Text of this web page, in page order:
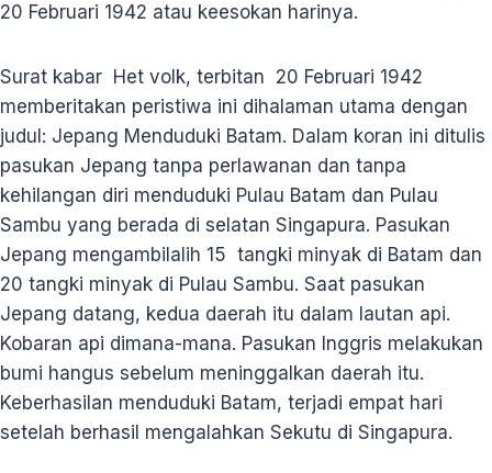
20 Februari 1942 atau keesokan harinya.
Surat kabar Het volk, terbitan 20 Februari 1942
memberitakan peristiwa ini dihalaman utama dengan
judul: Jepang Menduduki Batam. Dalam koran ini ditulis
pasukan Jepang tanpa perlawanan dan tanpa
kehilangan diri menduduki Pulau Batam dan Pulau
Sambu yang berada di selatan Singapura. Pasukan
Jepang mengambilalih 15 tangki minyak di Batam dan
20 tangki minyak di Pulau Sambu. Saat pasukan
Jepang datang, kedua daerah itu dalam lautan api.
Kobaran api dimana-mana. Pasukan Inggris melakukan
bumi hangus sebelum meninggalkan daerah itu.
Keberhasilan menduduki Batam, terjadi empat hari
setelah berhasil mengalahkan Sekutu di Singapura.